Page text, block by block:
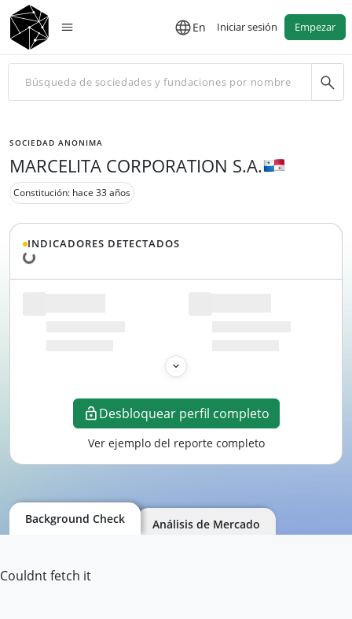
En Iniciar sesión Empezar
SOCIEDAD ANONIMA
MARCELITA CORPORATION S.A.
Constitución: hace 33 años
INDICADORES DETECTADOS
Cargando datos...
Desbloquear perfil completo
Ver ejemplo del reporte completo
Background Check Análisis de Mercado
Couldnt fetch it